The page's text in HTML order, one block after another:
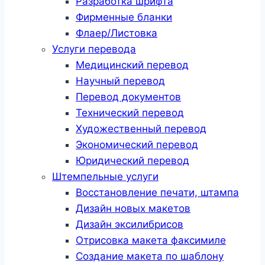
Фирменные бланки
Флаер/Листовка
Услуги перевода
Медицинский перевод
Научный перевод
Перевод документов
Технический перевод
Художественный перевод
Экономический перевод
Юридический перевод
Штемпельные услуги
Восстановление печати, штампа
Дизайн новых макетов
Дизайн эксилибрисов
Отрисовка макета факсимиле
Создание макета по шаблону